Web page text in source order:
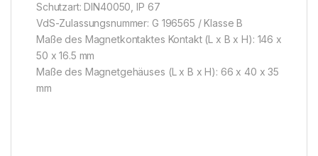
Schutzart: DIN40050, IP 67
VdS-Zulassungsnummer: G 196565 / Klasse B
Maße des Magnetkontaktes Kontakt (L x B x H): 146 x
50 x 16.5 mm
Maße des Magnetgehäuses (L x B x H): 66 x 40 x 35
mm